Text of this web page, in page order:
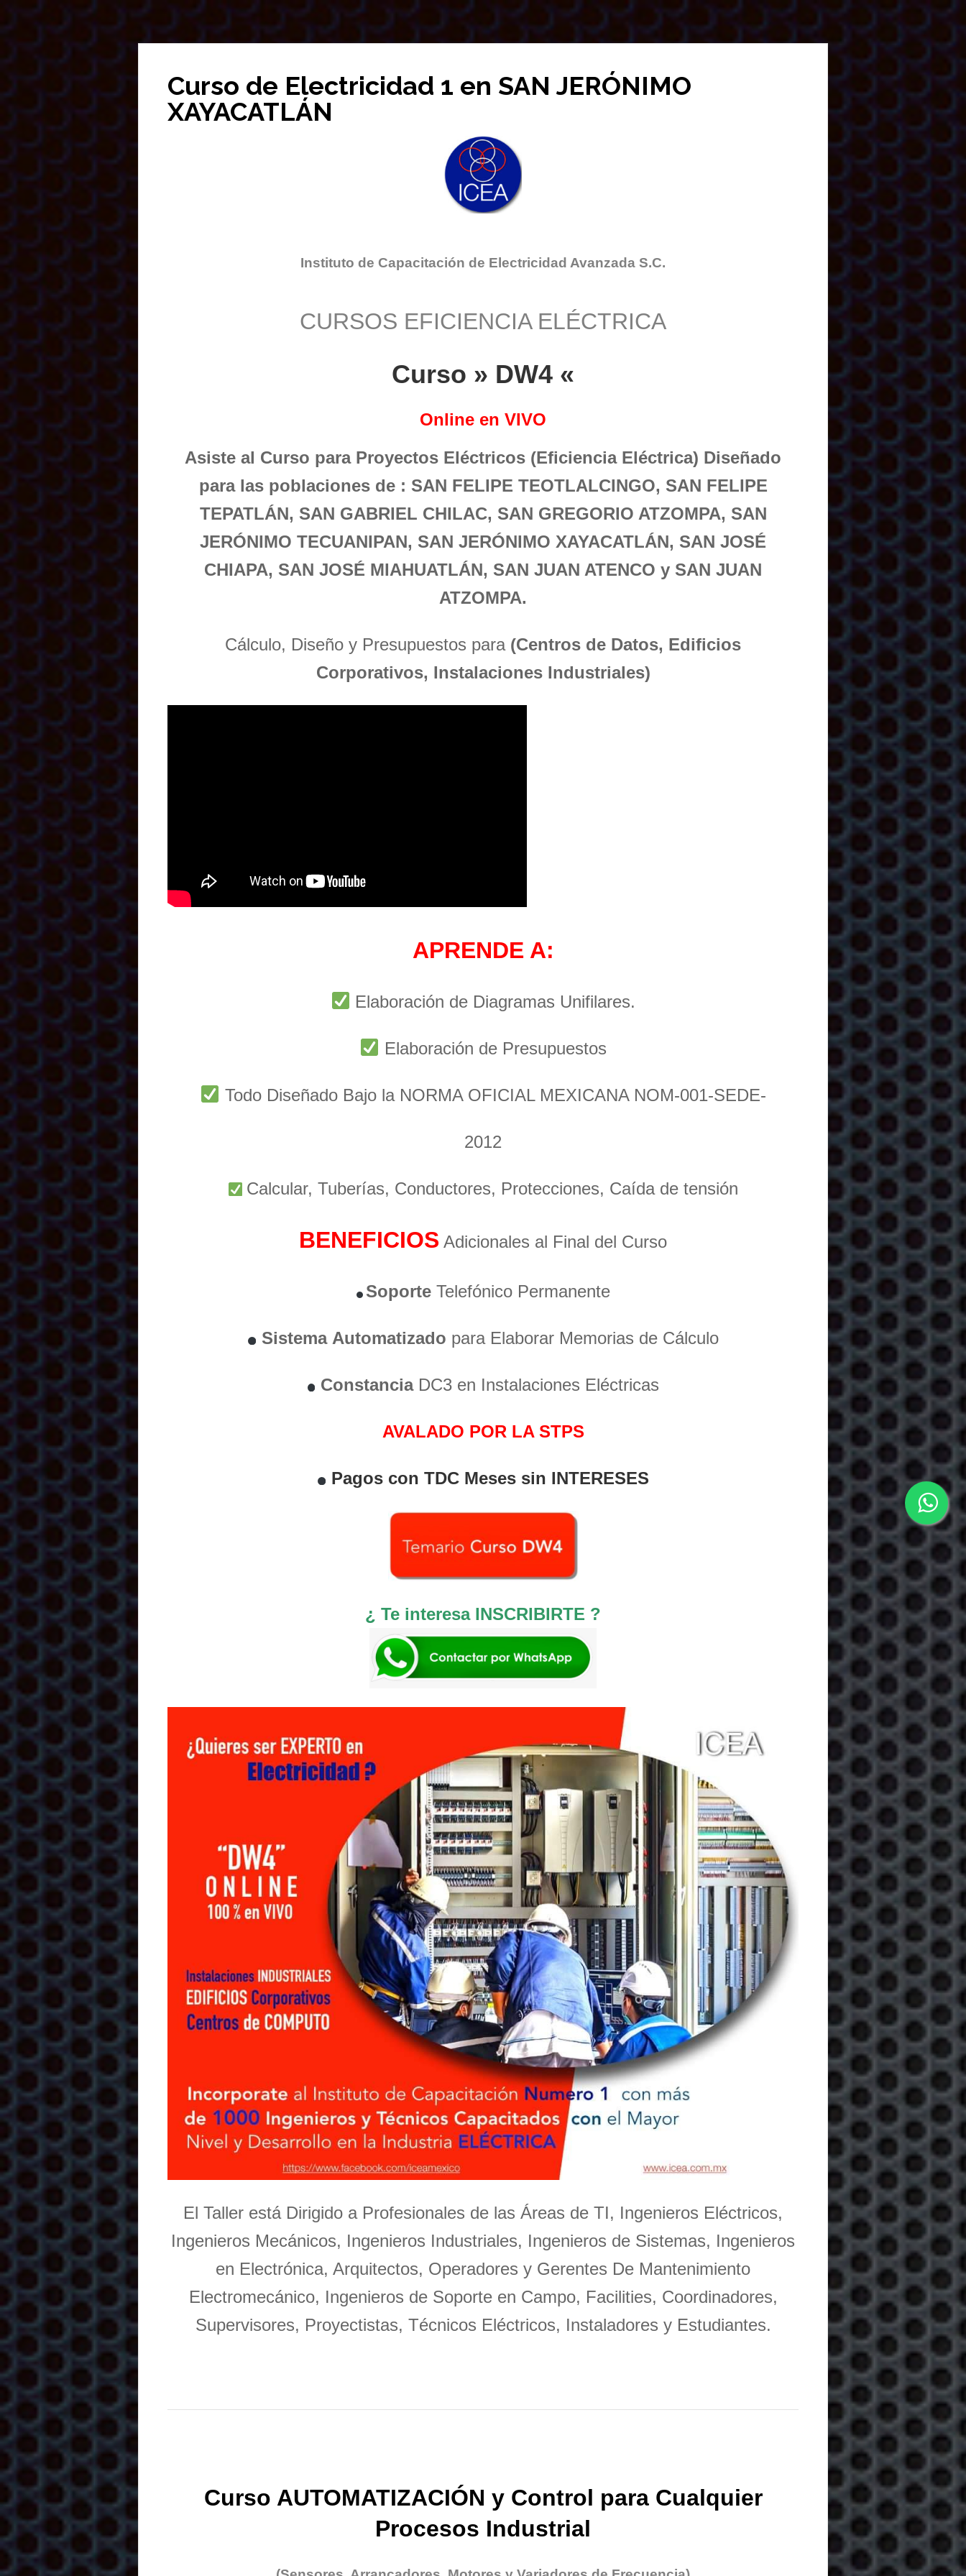
Curso de Electricidad 1 en SAN JERÓNIMO
XAYACATLÁN
Instituto de Capacitación de Electricidad Avanzada S.C.
CURSOS EFICIENCIA ELÉCTRICA
Curso » DW4 «
Online en VIVO
Asiste al Curso para Proyectos Eléctricos (Eficiencia Eléctrica) Diseñado
para las poblaciones de : SAN FELIPE TEOTLALCINGO, SAN FELIPE
TEPATLÁN, SAN GABRIEL CHILAC, SAN GREGORIO ATZOMPA, SAN
JERÓNIMO TECUANIPAN, SAN JERÓNIMO XAYACATLÁN, SAN JOSÉ
CHIAPA, SAN JOSÉ MIAHUATLÁN, SAN JUAN ATENCO y SAN JUAN
ATZOMPA.
Cálculo, Diseño y Presupuestos para (Centros de Datos, Edificios
Corporativos, Instalaciones Industriales)
APRENDE A:
Elaboración de Diagramas Unifilares.
Elaboración de Presupuestos
Todo Diseñado Bajo la NORMA OFICIAL MEXICANA NOM-001-SEDE-
2012
Calcular, Tuberías, Conductores, Protecciones, Caída de tensión
BENEFICIOS Adicionales al Final del Curso
Soporte Telefónico Permanente
Sistema Automatizado para Elaborar Memorias de Cálculo
ConstanciaDC3 en Instalaciones Eléctricas
AVALADO POR LA STPS
Pagos con TDC Meses sin INTERESES
¿ Te interesa INSCRIBIRTE ?
El Taller está Dirigido a Profesionales de las Áreas de TI, Ingenieros Eléctricos,
Ingenieros Mecánicos, Ingenieros Industriales, Ingenieros de Sistemas, Ingenieros
en Electrónica, Arquitectos, Operadores y Gerentes De Mantenimiento
Electromecánico, Ingenieros de Soporte en Campo, Facilities, Coordinadores,
Supervisores, Proyectistas, Técnicos Eléctricos, Instaladores y Estudiantes.
Curso AUTOMATIZACIÓN y Control para Cualquier
Procesos Industrial